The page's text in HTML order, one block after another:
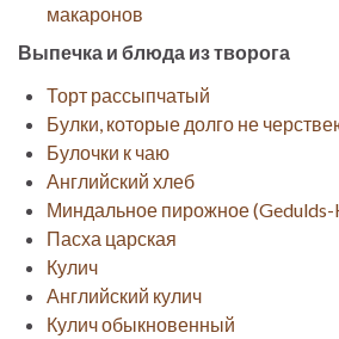
макаронов
Выпечка и блюда из творога
Торт рассыпчатый
Булки, которые долго не
Булочки к чаю
Английский хлеб
Миндальное пирожное (Gedulds-
Пасха царская
Кулич
Английский кулич
Кулич обыкновенный